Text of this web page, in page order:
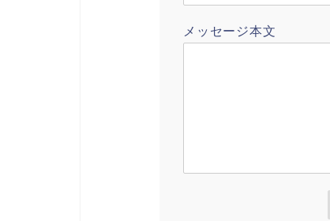
メッセージ本文